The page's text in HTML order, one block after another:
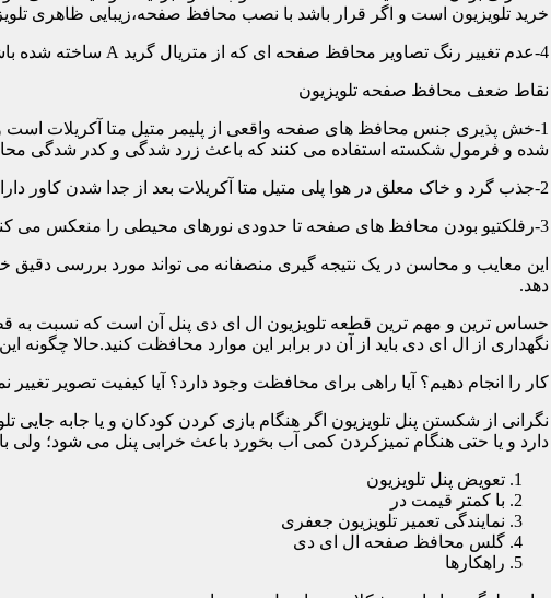
خرید تلویزیون است و اگر قرار باشد با نصب محافظ صفحه،زیبایی ظاهری
4-عدم تغییر رنگ تصاویر محافظ صفحه ای که از متریال گرید A ساخته شده باشد در رنگ ها کوچکترین دخالتی از خود نشان نمی دهد و شما می توانید با خیالی آسوده از تصاویر و رنگهای اورجینال لذت ببرید.
نقاط ضعف محافظ صفحه تلویزیون
1-خش پذیری جنس محافظ های صفحه واقعی از پلیمر متیل متا آکریلات است
شده و فرمول شکسته استفاده می کنند که باعث زرد شدگی و کدر شدگی
2-جذب گرد و خاک معلق در هوا پلی متیل متا آکریلات بعد از جدا شدن کاور دارای الکتریسیته ساکن می شود و جاذب گرد و خاک؛ که به مرور زمان این حالت کم و کمتر می شود.
3-رفلکتیو بودن محافظ های صفحه تا حدودی نورهای محیطی را منعکس می کنند و این یکی از معایب آن هاست که با جابجایی تلویزیون یا منابع نوری می توان رفلکس را کنترل کرد.
این معایب و محاسن در یک نتیجه گیری منصفانه می تواند مورد بررسی دقیق
دهد.
حساس ترین و مهم ترین قطعه تلویزیون ال ای دی پنل آن است که نسبت به
نگهداری از ال ای دی باید از آن در برابر این موارد محافظت کنید.حالا چگونه این
کار را انجام دهیم؟ آیا راهی برای محافظت وجود دارد؟ آیا کیفیت تصویر تغییر
نگرانی از شکستن پنل تلویزیون اگر هنگام بازی کردن کودکان و یا جابه
دارد و یا حتی هنگام تمیزکردن کمی آب بخورد باعث خرابی پنل می شود؛ ولی
تعویض پنل تلویزیون
با کمتر قیمت در
نمایندگی تعمیر تلویزیون جعفری
گلس محافظ صفحه ال ای دی
راهکارها